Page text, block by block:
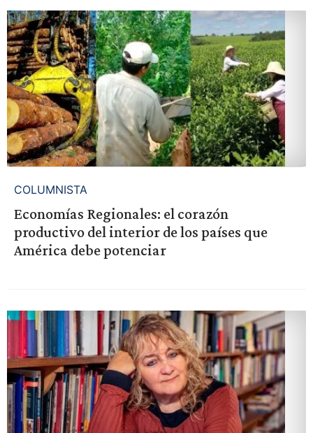
COLUMNISTA
Economías Regionales: el corazón
productivo del interior de los países que
América debe potenciar